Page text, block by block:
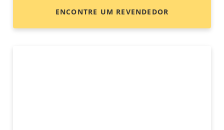
ENCONTRE UM REVENDEDOR